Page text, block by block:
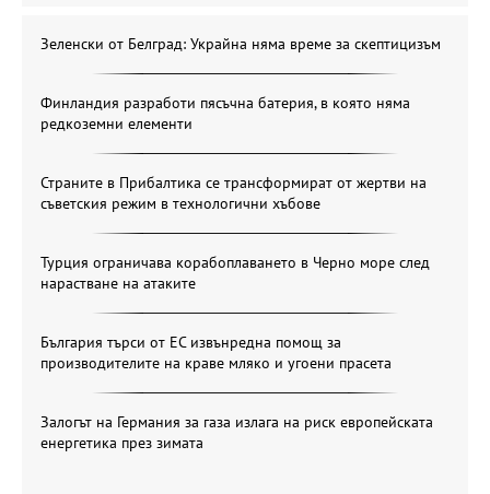
Зеленски от Белград: Украйна няма време за скептицизъм
Финландия разработи пясъчна батерия, в която няма
редкоземни елементи
Страните в Прибалтика се трансформират от жертви на
съветския режим в технологични хъбове
Турция ограничава корабоплаването в Черно море след
нарастване на атаките
България търси от ЕС извънредна помощ за
производителите на краве мляко и угоени прасета
Залогът на Германия за газа излага на риск европейската
енергетика през зимата